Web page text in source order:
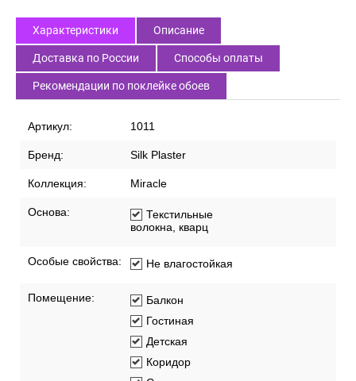
Характеристики Описание
Доставка по России Способы оплаты
Рекомендации по поклейке обоев
Артикул: 1011
Бренд: Silk Plaster
Коллекция: Miracle
Основа:
Текстильные
волокна, кварц
Особые свойства: Не влагостойкая
Помещение:
Балкон
Гостиная
Детская
Коридор